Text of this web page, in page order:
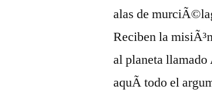
alas de
Reciben la
al planeta llamado
aquÃ­ todo el